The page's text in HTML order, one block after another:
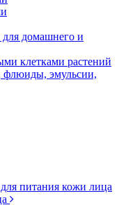
для домашнего и
клетками растений
флюиды, эмульсии,
питания кожи лица